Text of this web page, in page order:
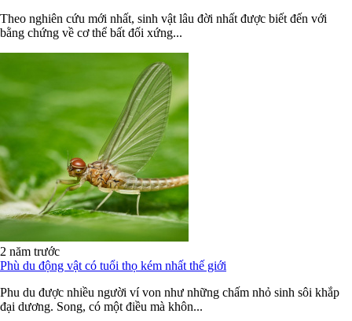
Theo nghiên cứu mới nhất, sinh vật lâu đời nhất được biết đến với
bằng chứng về cơ thể bất đối xứng...
2 năm trước
Phù du động vật có tuổi thọ kém nhất thế giới
Phu du được nhiều người ví von như những chấm nhỏ sinh sôi khắp
đại dương. Song, có một điều mà khôn...